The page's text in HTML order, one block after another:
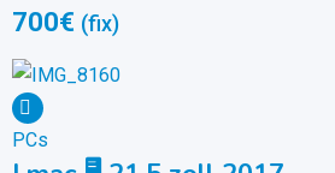
700€ (fix)
PCs